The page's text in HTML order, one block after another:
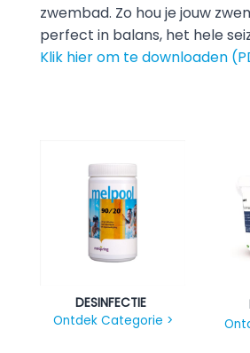
zwembad. Zo hou je jouw
perfect in balans, het hele
Klik hier om te downloaden
DESINFECTIE
Ontdek Categorie >